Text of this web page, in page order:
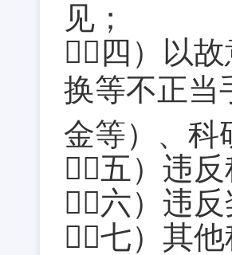
见；
（四）以
换等不正当
金等）、科
（五）违
（六）违
（七）其